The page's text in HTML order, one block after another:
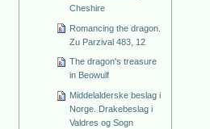
Cheshire
Romancing the dragon.
Zu Parzival 483, 12
The dragon's treasure
in Beowulf
Middelalderske beslag i
Norge. Drakebeslag i
Valdres og Sogn